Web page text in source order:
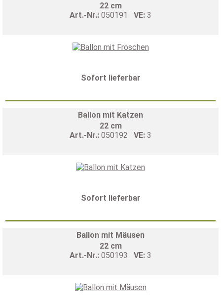
22 cm
Art.-Nr.: 050191 VE: 3
Sofort lieferbar
Ballon mit Katzen
22 cm
Art.-Nr.: 050192 VE: 3
Sofort lieferbar
Ballon mit Mäusen
22 cm
Art.-Nr.: 050193 VE: 3